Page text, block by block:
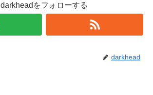
darkheadをフォローする
darkhead